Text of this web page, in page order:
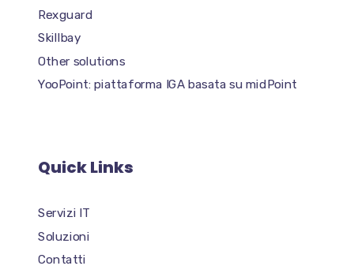
Rexguard
Skillbay
Other solutions
YooPoint: piattaforma IGA basata su midPoint
Quick Links
Servizi IT
Soluzioni
Contatti